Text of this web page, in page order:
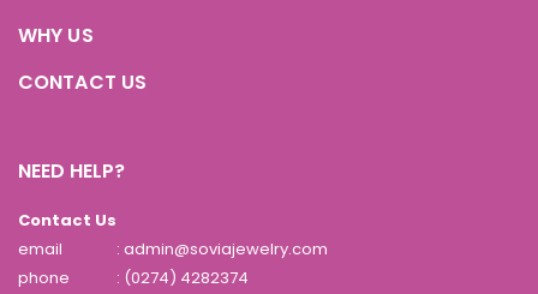
WHY US
CONTACT US
NEED HELP?
Contact Us
email
: admin@soviajewelry.com
phone
: (0274) 4282374